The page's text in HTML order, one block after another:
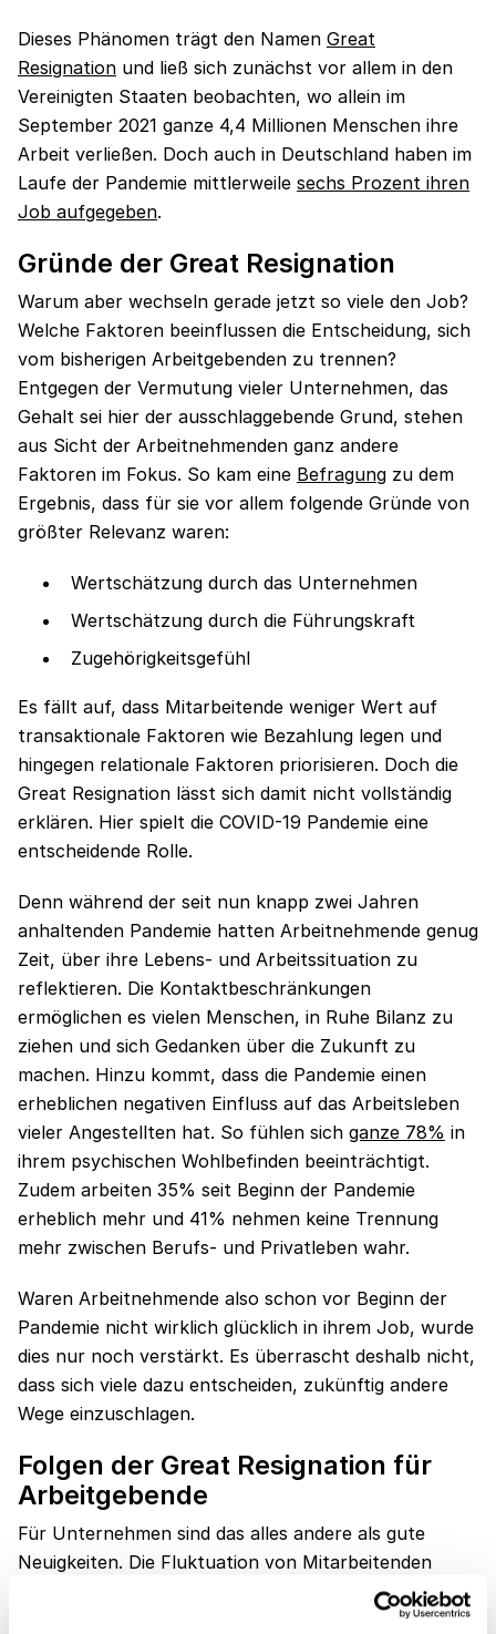
Dieses Phänomen trägt den Namen Great
Resignation und ließ sich zunächst vor allem in den
Vereinigten Staaten beobachten, wo allein im
September 2021 ganze 4,4 Millionen Menschen ihre
Arbeit verließen. Doch auch in Deutschland haben im
Laufe der Pandemie mittlerweile sechs Prozent ihren
Job aufgegeben.
Gründe der Great Resignation
Warum aber wechseln gerade jetzt so viele den Job?
Welche Faktoren beeinflussen die Entscheidung, sich
vom bisherigen Arbeitgebenden zu trennen?
Entgegen der Vermutung vieler Unternehmen, das
Gehalt sei hier der ausschlaggebende Grund, stehen
aus Sicht der Arbeitnehmenden ganz andere
Faktoren im Fokus. So kam eine Befragung zu dem
Ergebnis, dass für sie vor allem folgende Gründe von
größter Relevanz waren:
Wertschätzung durch das Unternehmen
Wertschätzung durch die Führungskraft
Zugehörigkeitsgefühl
Es fällt auf, dass Mitarbeitende weniger Wert auf
transaktionale Faktoren wie Bezahlung legen und
hingegen relationale Faktoren priorisieren. Doch die
Great Resignation lässt sich damit nicht vollständig
erklären. Hier spielt die COVID-19 Pandemie eine
entscheidende Rolle.
Denn während der seit nun knapp zwei Jahren
anhaltenden Pandemie hatten Arbeitnehmende genug
Zeit, über ihre Lebens- und Arbeitssituation zu
reflektieren. Die Kontaktbeschränkungen
ermöglichen es vielen Menschen, in Ruhe Bilanz zu
ziehen und sich Gedanken über die Zukunft zu
machen. Hinzu kommt, dass die Pandemie einen
erheblichen negativen Einfluss auf das Arbeitsleben
vieler Angestellten hat. So fühlen sich ganze 78% in
ihrem psychischen Wohlbefinden beeinträchtigt.
Zudem arbeiten 35% seit Beginn der Pandemie
erheblich mehr und 41% nehmen keine Trennung
mehr zwischen Berufs- und Privatleben wahr.
Waren Arbeitnehmende also schon vor Beginn der
Pandemie nicht wirklich glücklich in ihrem Job, wurde
dies nur noch verstärkt. Es überrascht deshalb nicht,
dass sich viele dazu entscheiden, zukünftig andere
Wege einzuschlagen.
Folgen der Great Resignation für
Arbeitgebende
Für Unternehmen sind das alles andere als gute
Neuigkeiten. Die Fluktuation von Mitarbeitenden
kostet nämlich nicht nur viel Zeit und Aufwand,
. Außerdem müssen auch